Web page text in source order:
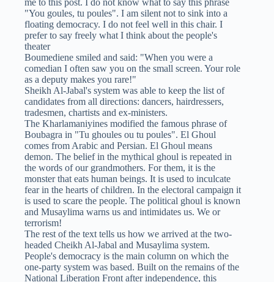
me to this post. I do not know what to say this phrase
"You goules, tu poules". I am silent not to sink into a
floating democracy. I do not feel well in this chair. I
prefer to say freely what I think about the people's
theater
Boumediene smiled and said: "When you were a
comedian I often saw you on the small screen. Your role
as a deputy makes you rare!"
Sheikh Al-Jabal's system was able to keep the list of
candidates from all directions: dancers, hairdressers,
tradesmen, chartists and ex-ministers.
The Kharlamaniyines modified the famous phrase of
Boubagra in "Tu ghoules ou tu poules". El Ghoul
comes from Arabic and Persian. El Ghoul means
demon. The belief in the mythical ghoul is repeated in
the words of our grandmothers. For them, it is the
monster that eats human beings. It is used to inculcate
fear in the hearts of children. In the electoral campaign it
is used to scare the people. The political ghoul is known
and Musaylima warns us and intimidates us. We or
terrorism!
The rest of the text tells us how we arrived at the two-
headed Cheikh Al-Jabal and Musaylima system.
People's democracy is the main column on which the
one-party system was based. Built on the remains of the
National Liberation Front after independence, this